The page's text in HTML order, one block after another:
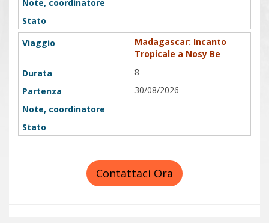
Madagascar: Incanto
Tropicale a Nosy Be
8
30/08/2026
Contattaci Ora